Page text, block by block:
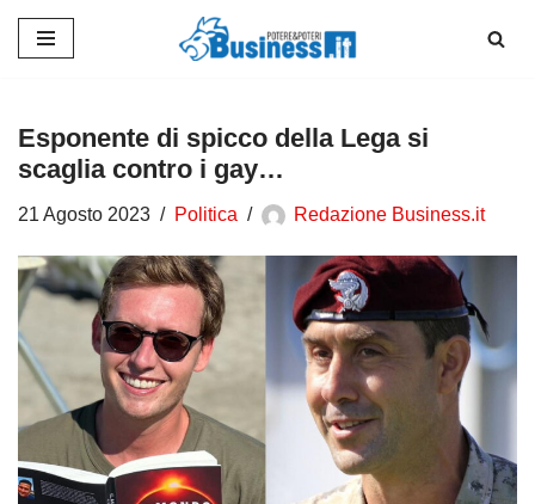
contenuto
Esponente di spicco della Lega si
scaglia contro i gay…
21 Agosto 2023 Politica Redazione Business.it